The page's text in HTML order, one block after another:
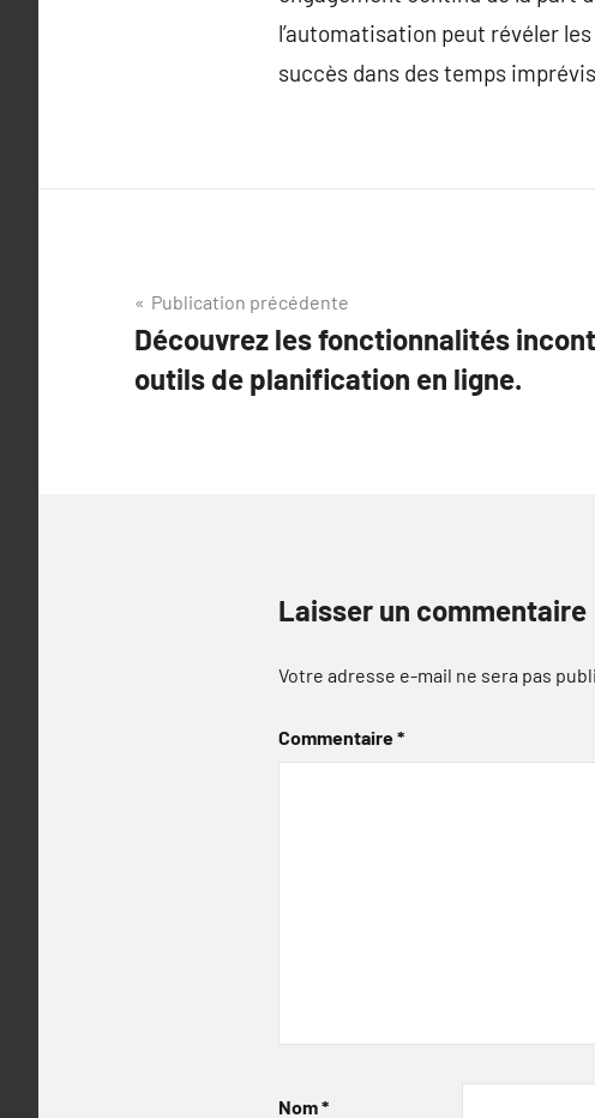
l’automatisation peut révéler
succès dans des temps
Navigation
de
l’article
Publication précédente
Découvrez les fonctionnalités
outils de planification en ligne.
Laisser un commentaire
Votre adresse e-mail ne sera pas
Commentaire*
Nom*